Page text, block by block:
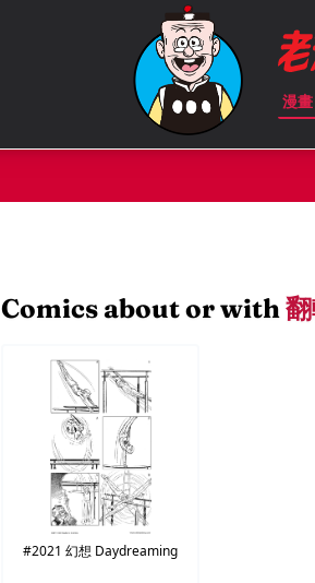
漫
Comics about or with
#2021 幻想 Daydreaming